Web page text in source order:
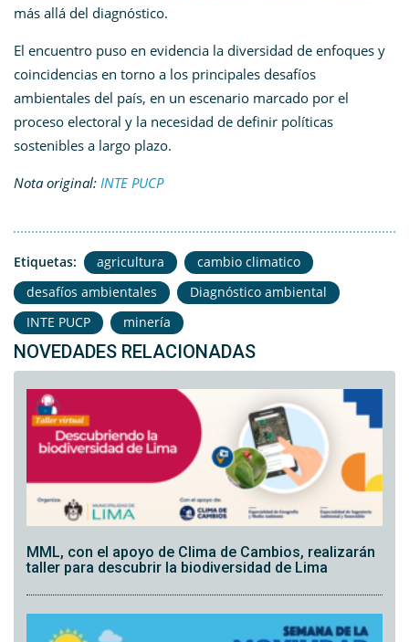
más allá del diagnóstico.
El encuentro puso en evidencia la diversidad de enfoques y
coincidencias en torno a los principales desafíos
ambientales del país, en un escenario marcado por el
proceso electoral y la necesidad de definir políticas
sostenibles a largo plazo.
Nota original: INTE PUCP
Etiquetas: agricultura
cambio climatico
desafíos ambientales
Diagnóstico ambiental
INTE PUCP
minería
NOVEDADES RELACIONADAS
MML, con el apoyo de Clima de Cambios, realizarán
taller para descubrir la biodiversidad de Lima